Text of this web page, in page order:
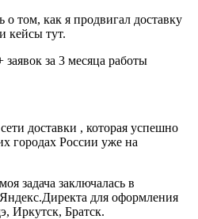
о том, как я продвигал доставку
кейсы тут.
доставки , которая успешно
городах России уже на
задача заключалась в
для оформления
Иркутск, Братск.